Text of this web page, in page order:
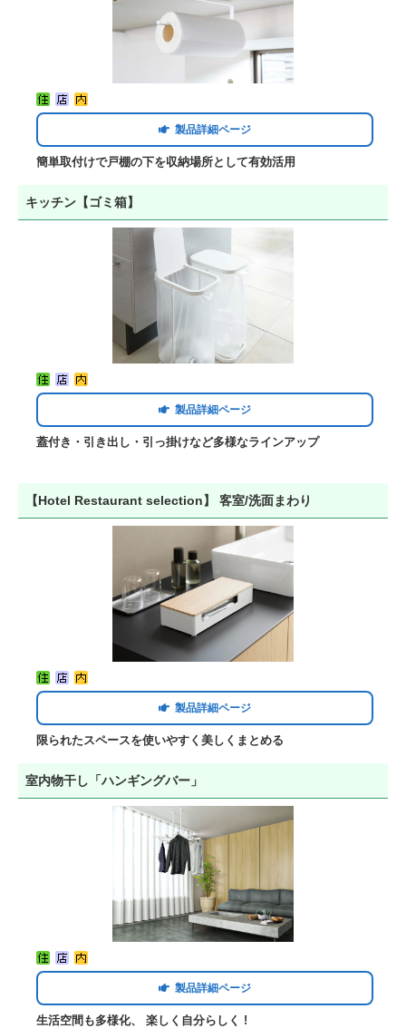
製品詳細ページ
簡単取付けで戸棚の下を収納場所として有効活用
キッチン【ゴミ箱】
製品詳細ページ
蓋付き・引き出し・引っ掛けなど多様なラインアップ
【Hotel Restaurant selection】 客室/洗面まわり
製品詳細ページ
限られたスペースを使いやすく美しくまとめる
室内物干し「ハンギングバー」
製品詳細ページ
生活空間も多様化、 楽しく自分らしく !